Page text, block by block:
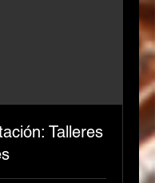
Talleres